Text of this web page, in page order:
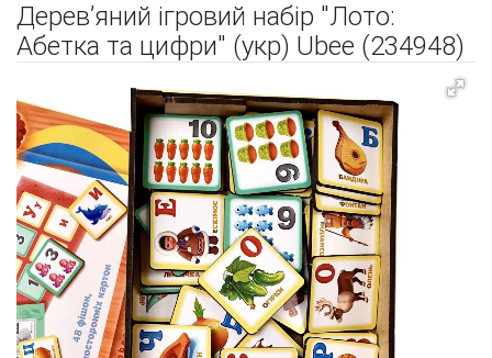
Деревʼяний ігровий набір "Лото:
Абетка та цифри" (укр) Ubee (234948)